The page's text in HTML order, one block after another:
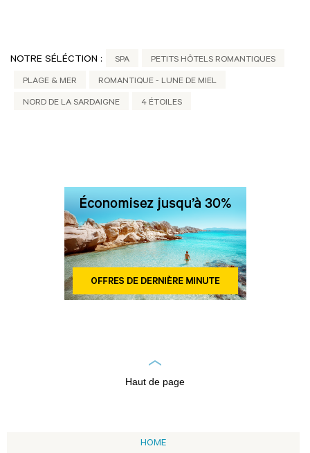
NOTRE SÉLÉCTION : SPA PETITS HÔTELS ROMANTIQUES
PLAGE & MER ROMANTIQUE - LUNE DE MIEL
NORD DE LA SARDAIGNE 4 ÉTOILES
Haut de page
HOME